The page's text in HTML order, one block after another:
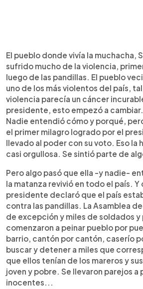
El pueblo donde vivía la muchacha,
sufrido mucho de la violencia,
luego de las pandillas. El pueblo
uno de los más violentos del país,
violencia parecía un cáncer
presidente, esto empezó a
Nadie entendió cómo y porqué,
el primer milagro logrado por el
llevado al poder con su voto. Eso la
casi orgullosa. Se sintió parte de
Pero algo pasó que ella -y nadie-
la matanza revivió en todo el país.
presidente declaró que el país
contra las pandillas. La Asamblea
de excepción y miles de soldados y
comenzaron a peinar pueblo por
barrio, cantón por cantón, caserío
buscar y detener a miles que
que ellos tenían de los mareros y
joven y pobre. Se llevaron parejos a
inocentes...